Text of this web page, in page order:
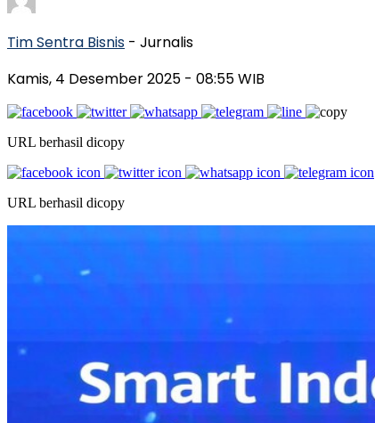
Tim Sentra Bisnis - Jurnalis
Kamis, 4 Desember 2025 - 08:55 WIB
URL berhasil dicopy
URL berhasil dicopy